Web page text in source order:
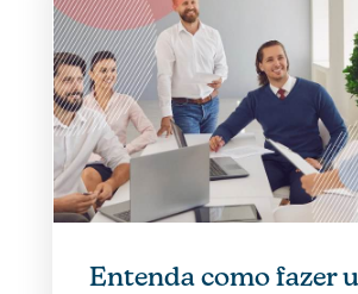
Entenda como fazer